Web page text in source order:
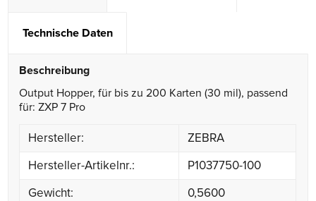
Technische Daten
Beschreibung
Output Hopper, für bis zu 200 Karten (30 mil), passend
für: ZXP 7 Pro
Hersteller:
ZEBRA
Hersteller-Artikelnr.:
P1037750-100
Gewicht:
0,5600